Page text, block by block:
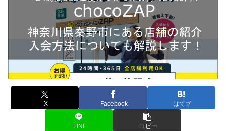
X Facebook はてブ
LINE コピー